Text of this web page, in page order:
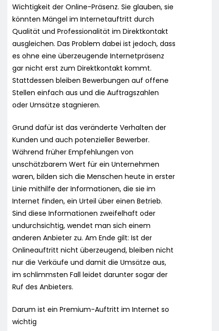
Wichtigkeit der Online-Präsenz. Sie glauben, sie
könnten Mängel im Internetauftritt durch
Qualität und Professionalität im Direktkontakt
ausgleichen. Das Problem dabei ist jedoch, dass
es ohne eine überzeugende Internetpräsenz
gar nicht erst zum Direktkontakt kommt.
Stattdessen bleiben Bewerbungen auf offene
Stellen einfach aus und die Auftragszahlen
oder Umsätze stagnieren.
Grund dafür ist das veränderte Verhalten der
Kunden und auch potenzieller Bewerber.
Während früher Empfehlungen von
unschätzbarem Wert für ein Unternehmen
waren, bilden sich die Menschen heute in erster
Linie mithilfe der Informationen, die sie im
Internet finden, ein Urteil über einen Betrieb.
Sind diese Informationen zweifelhaft oder
undurchsichtig, wendet man sich einem
anderen Anbieter zu. Am Ende gilt: Ist der
Onlineauftritt nicht überzeugend, bleiben nicht
nur die Verkäufe und damit die Umsätze aus,
im schlimmsten Fall leidet darunter sogar der
Ruf des Anbieters.
Darum ist ein Premium-Auftritt im Internet so
wichtig